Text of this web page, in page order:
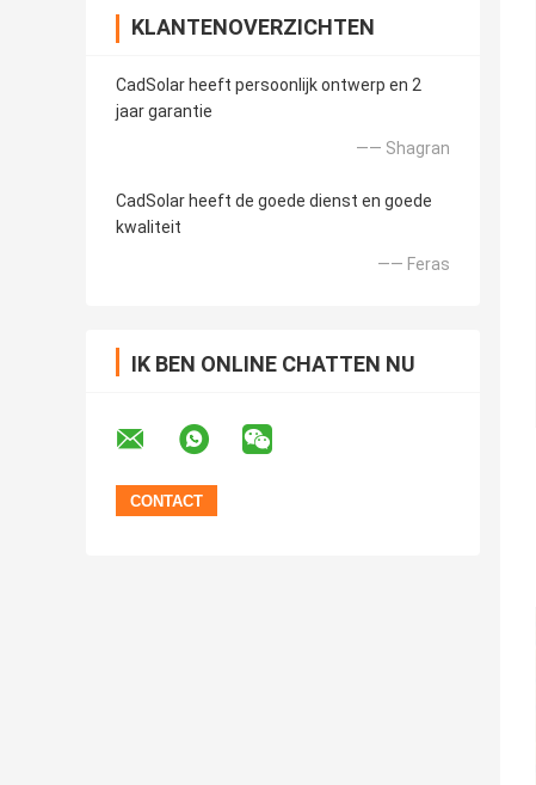
KLANTENOVERZICHTEN
CadSolar heeft persoonlijk ontwerp en 2
jaar garantie
—— Shagran
CadSolar heeft de goede dienst en goede
kwaliteit
—— Feras
IK BEN ONLINE CHATTEN NU